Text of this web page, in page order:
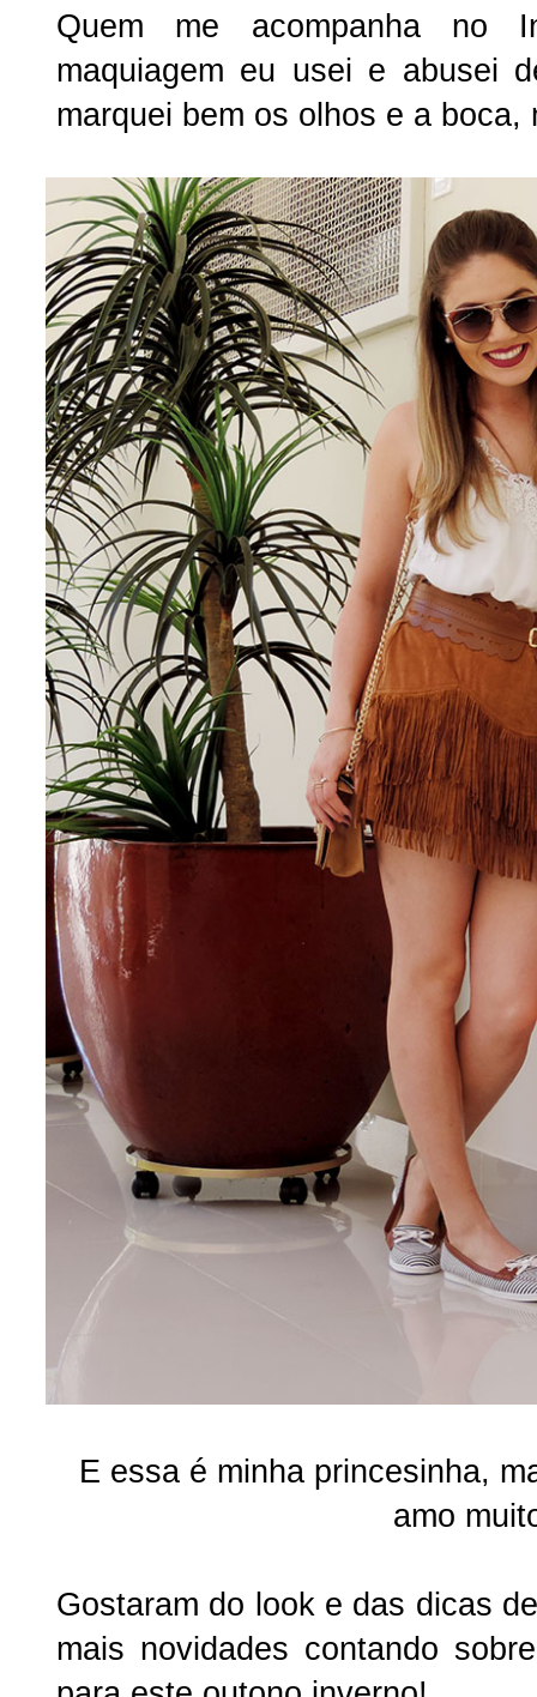
Quem me acompanha no
maquiagem eu usei e abusei
marquei bem os olhos e a boca,
E essa é minha princesinha,
amo
Gostaram do look e das dicas
mais novidades contando